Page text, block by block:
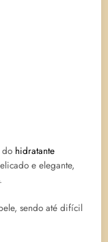
do hidratante
e elegante,
sendo até difícil